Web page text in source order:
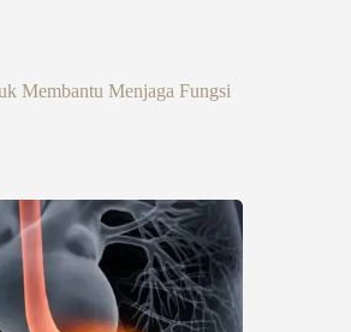
Membantu Menjaga Fungsi